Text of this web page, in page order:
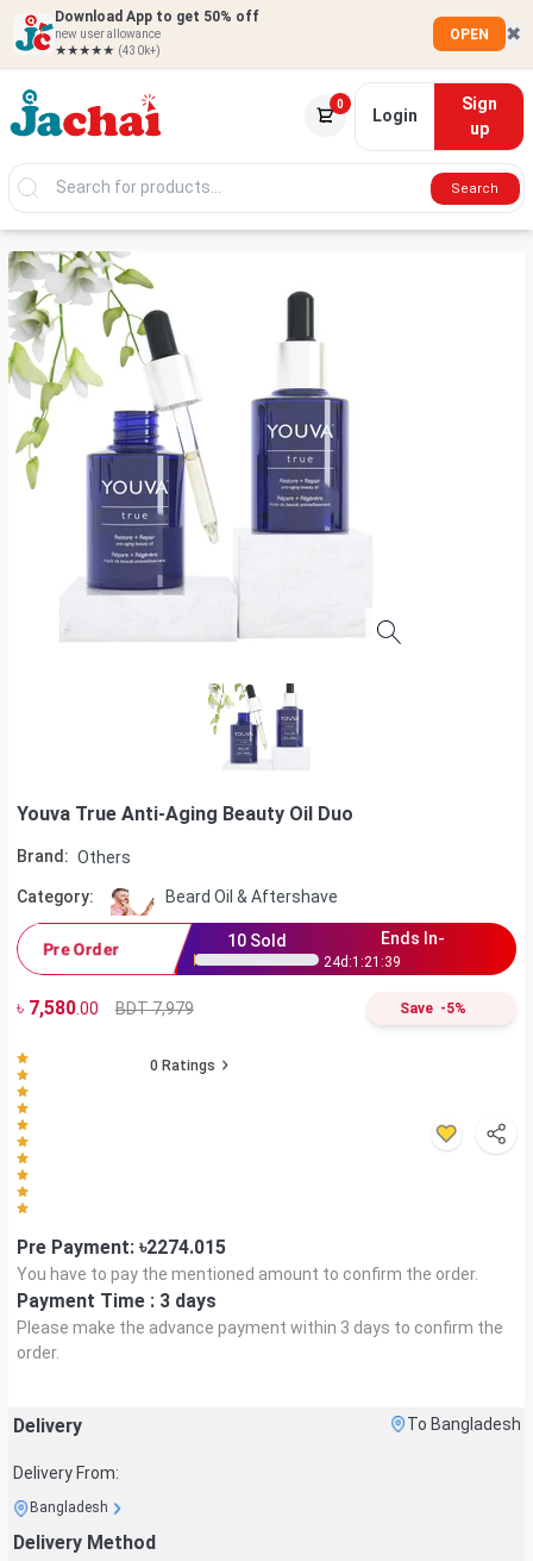
Download App to get 50% off
new user allowance
★★★★★ (430k+)
OPEN ✖
0
Login
Sign
up
Search
Youva True Anti-Aging Beauty Oil Duo
Brand: Others
Category: Beard Oil & Aftershave
Pre Order 10Sold Ends In-
24d:1 :21 :39
৳ 7,580.00 BDT 7,979 Save -5%
0 Ratings
Pre Payment: ৳2274.015
You have to pay the mentioned amount to confirm the order.
Payment Time : 3 days
Please make the advance payment within 3 days to confirm the
order.
Delivery To Bangladesh
Delivery From:
Bangladesh
Delivery Method